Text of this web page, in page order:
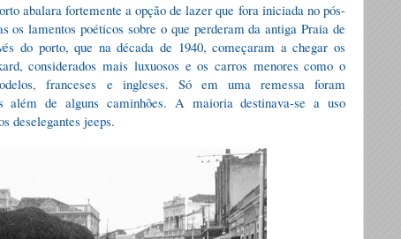
abalara fortemente a opção de lazer que fora iniciada no pós-
os lamentos poéticos sobre o que perderam da antiga Praia de
do porto, que na década de 1940, começaram a chegar os
considerados mais luxuosos e os carros menores como o
franceses e ingleses. Só em uma remessa foram
além de alguns caminhões. A maioria destinava-se a uso
deselegantes jeeps.